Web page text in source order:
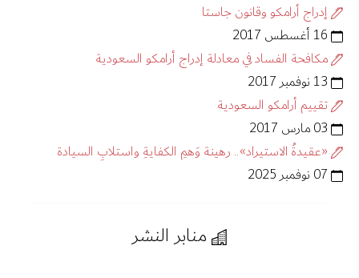
إدراج أرامكو وقانون جاستا
مكافحة الفساد في معادلة إدراج أرامكو السعودية
تقييم أرامكو السعودية
«عقيدةُ الاستيراد».. رهينة وَهمِ الكفايةِ واستلابِ السيادة
منابر النشر